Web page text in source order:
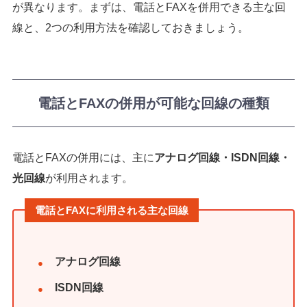
が異なります。まずは、電話とFAXを併用できる主な回
線と、2つの利用方法を確認しておきましょう。
電話とFAXの併用が可能な回線の種類
電話とFAXの併用には、主にアナログ回線・ISDN回線・
光回線が利用されます。
電話とFAXに利用される主な回線
アナログ回線
ISDN回線